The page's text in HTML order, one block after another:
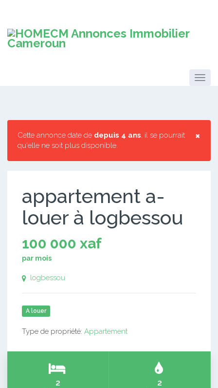
×
Cette annonce date de depuis 4 ans, il se pourrait
qu'elle ne soit plus disponible.
appartement a-
louer à logbessou
100 000 xaf
par mois
logbessou
A louer
Type de propriété: Appartement
2 2